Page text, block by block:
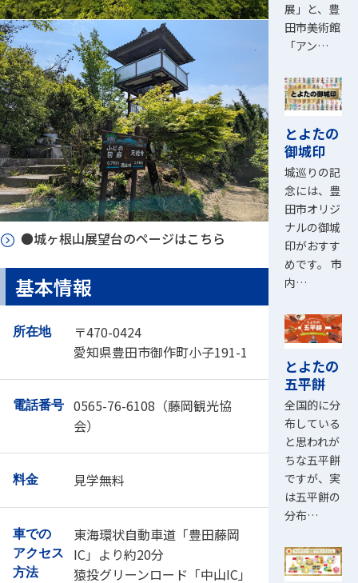
●城ヶ根山展望台のページはこちら
基本情報
所在地
〒470-0424
愛知県豊田市御作町小子191-1
電話番号
0565-76-6108（藤岡観光協
会）
料金 見学無料
車での
アクセス
方法
東海環状自動車道「豊田藤岡
IC」より約20分
猿投グリーンロード「中山IC」
展」と、豊
田市美術館
「アン…
とよたの
御城印
城巡りの記
念には、豊
田市オリジ
ナルの御城
印がおすす
めです。 市
内…
とよたの
五平餅
全国的に分
布している
と思われが
ちな五平餅
ですが、実
は五平餅の
分布…